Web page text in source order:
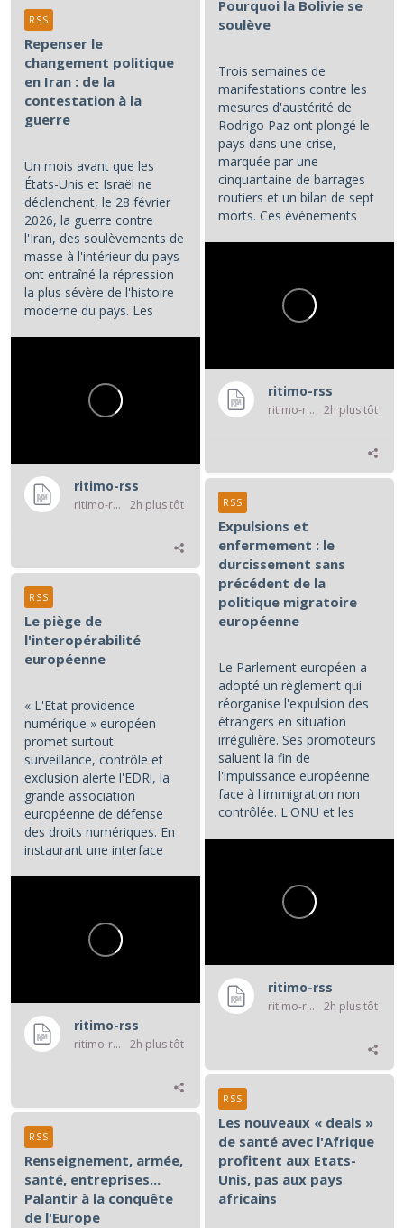
Pourquoi la Bolivie se
soulève
Trois semaines de
manifestations contre les
mesures d'austérité de
Rodrigo Paz ont plongé le
pays dans une crise,
marquée par une
cinquantaine de barrages
routiers et un bilan de sept
morts. Ces événements
ritimo-rss
ritimo-rss 2h plus tôt
Repenser le
changement politique
en Iran : de la
contestation à la
guerre
Un mois avant que les
États-Unis et Israël ne
déclenchent, le 28 février
2026, la guerre contre
l'Iran, des soulèvements de
masse à l'intérieur du pays
ont entraîné la répression
la plus sévère de l'histoire
moderne du pays. Les
ritimo-rss
ritimo-rss 2h plus tôt
RSS
Expulsions et
enfermement : le
durcissement sans
précédent de la
politique migratoire
européenne
Le Parlement européen a
adopté un règlement qui
réorganise l'expulsion des
étrangers en situation
irrégulière. Ses promoteurs
saluent la fin de
l'impuissance européenne
face à l'immigration non
contrôlée. L'ONU et les
ritimo-rss
ritimo-rss 2h plus tôt
RSS
Le piège de
l'interopérabilité
européenne
« L'Etat providence
numérique » européen
promet surtout
surveillance, contrôle et
exclusion alerte l'EDRi, la
grande association
européenne de défense
des droits numériques. En
instaurant une interface
ritimo-rss
ritimo-rss 2h plus tôt
RSS
Les nouveaux « deals »
de santé avec l'Afrique
profitent aux Etats-
Unis, pas aux pays
africains
RSS
Renseignement, armée,
santé, entreprises...
Palantir à la conquête
de l'Europe
RSS